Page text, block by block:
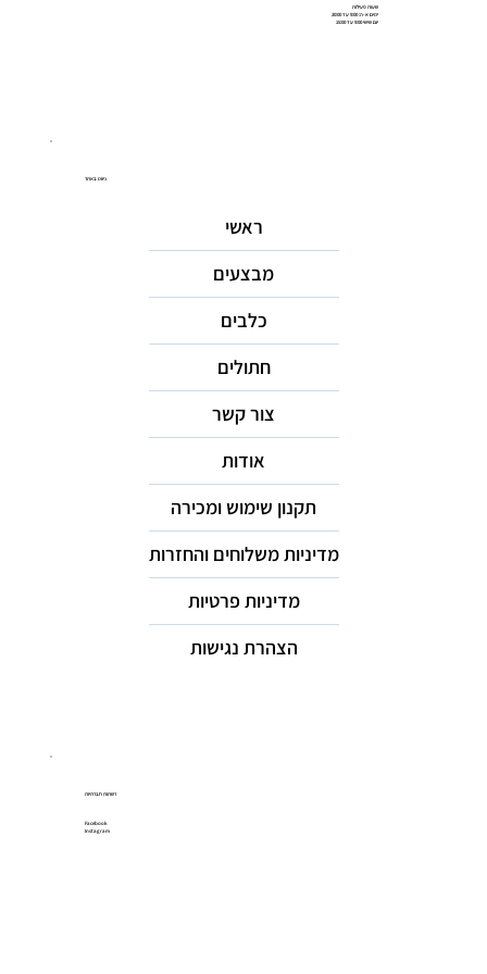
שעות פעילות
ימים א-ה: 9:00 עד 20:00
יום שישי 9:00 עד 15:00
ניווט באתר
ראשי
מבצעים
כלבים
חתולים
צור קשר
אודות
תקנון שימוש ומכירה
מדיניות משלוחים והחזרות
מדיניות פרטיות
הצהרת נגישות
רשתות חברתיות
Facebook
Instagram